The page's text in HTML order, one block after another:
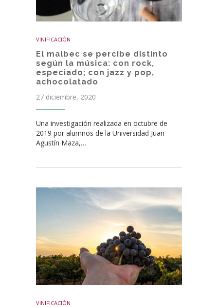
VINIFICACIÓN
El malbec se percibe distinto
según la música: con rock,
especiado; con jazz y pop,
achocolatado
27 diciembre, 2020
Una investigación realizada en octubre de
2019 por alumnos de la Universidad Juan
Agustín Maza,…
VINIFICACIÓN